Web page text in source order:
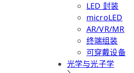
LED 封装
microLED
AR/VR/MR
终端组装
可穿戴设备
光学与光子学